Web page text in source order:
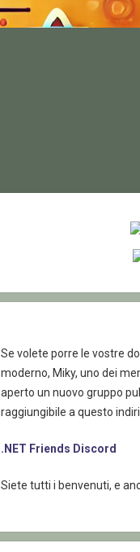
Se volete porre le vostre
moderno, Miky, uno dei
aperto un nuovo gruppo
raggiungibile a questo
.NET Friends Discord
Siete tutti i benvenuti, e